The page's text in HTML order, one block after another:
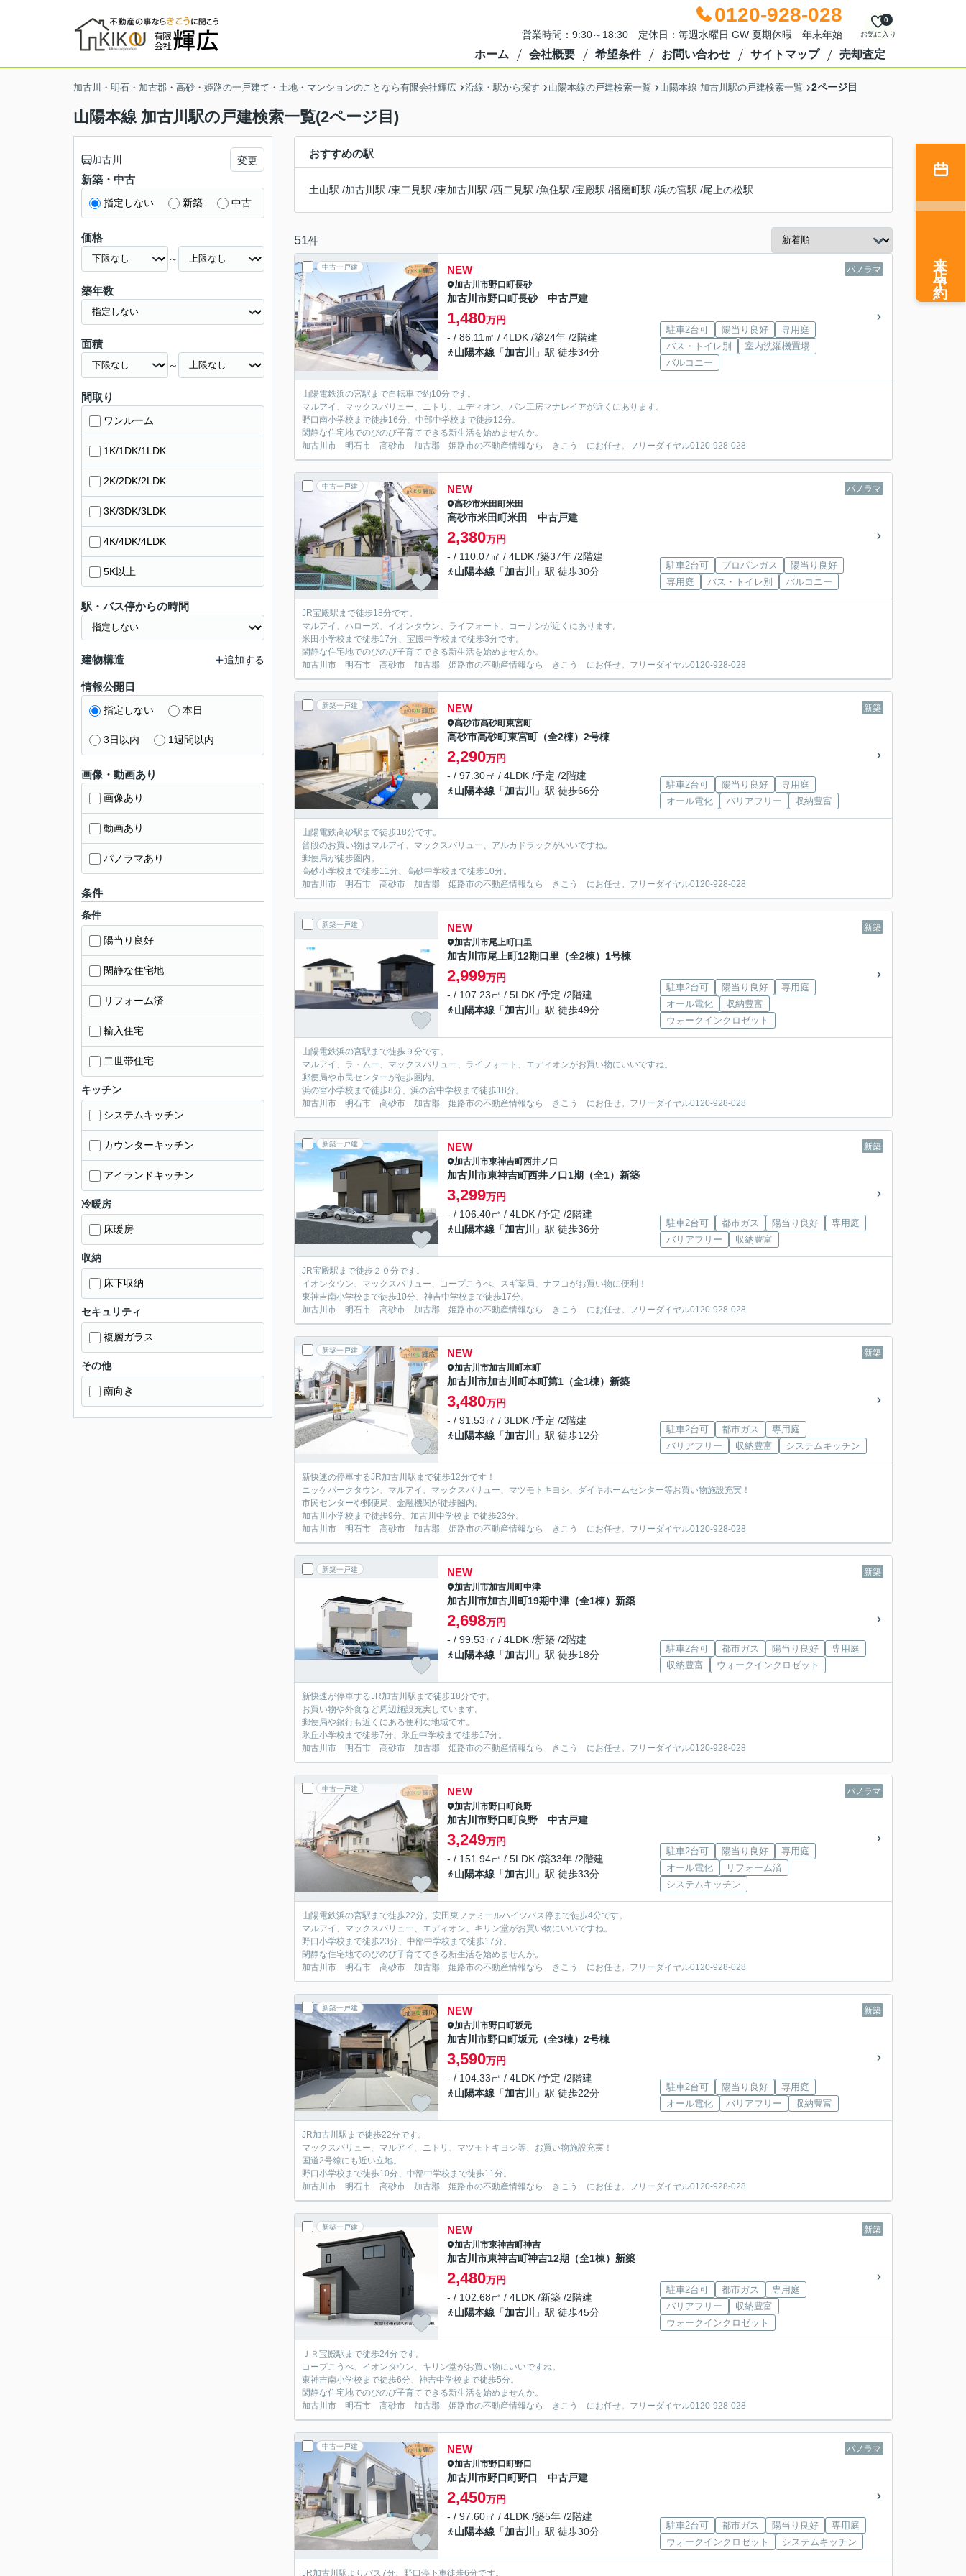
0120-928-028
営業時間：9:30～18:30 定休日：毎週水曜日 GW 夏期休暇 年末年始 お気に入り
0
ホーム 会社概要 希望条件 お問い合わせ サイトマップ 売却査定
加古川・明石・加古郡・高砂・姫路の一戸建て・土地・マンションのことなら有限会社輝広 沿線・駅から探す 山陽本線の戸建検索一覧 山陽本線 加古川駅の戸建検索一覧 2ページ目
山陽本線 加古川駅の戸建検索一覧(2ページ目)
おすすめの駅
土山駅 /加古川駅 /東二見駅 /東加古川駅 /西二見駅 /魚住駅 /宝殿駅 /播磨町駅 /浜の宮駅 /尾上の松駅
51件
中古一戸建 パノラマ
NEW
加古川市野口町長砂
加古川市野口町長砂 中古戸建
1,480万円
- / 86.11㎡ / 4LDK /築24年 /2階建
山陽本線 「加古川 」駅 徒歩34分
駐車2台可 陽当り良好
専用庭
バス・トイレ別
室内洗濯機置場
バルコニー
山陽電鉄浜の宮駅まで自転車で約10分です。
マルアイ、マックスバリュー、ニトリ、エディオン、パン工房マナレイアが近くにあります。
野口南小学校まで徒歩16分、中部中学校まで徒歩12分。
閑静な住宅地でのびのび子育てできる新生活を始めませんか。
加古川市 明石市 高砂市 加古郡 姫路市の不動産情報なら きこう にお任せ。フリーダイヤル0120-928-028
中古一戸建 パノラマ
NEW
高砂市米田町米田
高砂市米田町米田 中古戸建
2,380万円
- / 110.07㎡ / 4LDK /築37年 /2階建
山陽本線 「加古川 」駅 徒歩30分
駐車2台可 プロパンガス
陽当り良好
専用庭
バス・トイレ別 バルコニー
JR宝殿駅まで徒歩18分です。
マルアイ、ハローズ、イオンタウン、ライフォート、コーナンが近くにあります。
米田小学校まで徒歩17分、宝殿中学校まで徒歩3分です。
閑静な住宅地でのびのび子育てできる新生活を始めませんか。
加古川市 明石市 高砂市 加古郡 姫路市の不動産情報なら きこう にお任せ。フリーダイヤル0120-928-028
新築一戸建 新築
NEW
高砂市高砂町東宮町
高砂市高砂町東宮町（全2棟）2号棟
2,290万円
- / 97.30㎡ / 4LDK /予定 /2階建
山陽本線 「加古川 」駅 徒歩66分
駐車2台可 陽当り良好
専用庭
オール電化
バリアフリー 収納豊富
山陽電鉄高砂駅まで徒歩18分です。
普段のお買い物はマルアイ、マックスバリュー、アルカドラッグがいいですね。
郵便局が徒歩圏内。
高砂小学校まで徒歩11分、高砂中学校まで徒歩10分。
加古川市 明石市 高砂市 加古郡 姫路市の不動産情報なら きこう にお任せ。フリーダイヤル0120-928-028
新築一戸建 新築
NEW
加古川市尾上町口里
加古川市尾上町12期口里（全2棟）1号棟
2,999万円
- / 107.23㎡ / 5LDK /予定 /2階建
山陽本線 「加古川 」駅 徒歩49分
駐車2台可 陽当り良好
専用庭
オール電化
収納豊富
ウォークインクロゼット
山陽電鉄浜の宮駅まで徒歩９分です。
マルアイ、ラ・ムー、マックスバリュー、ライフォート、エディオンがお買い物にいいですね。
郵便局や市民センターが徒歩圏内。
浜の宮小学校まで徒歩8分、浜の宮中学校まで徒歩18分。
加古川市 明石市 高砂市 加古郡 姫路市の不動産情報なら きこう にお任せ。フリーダイヤル0120-928-028
新築一戸建 新築
NEW
加古川市東神吉町西井ノ口
加古川市東神吉町西井ノ口1期（全1）新築
3,299万円
- / 106.40㎡ / 4LDK /予定 /2階建
山陽本線 「加古川 」駅 徒歩36分
駐車2台可 都市ガス 陽当り良好
専用庭
バリアフリー
収納豊富
JR宝殿駅まで徒歩２０分です。
イオンタウン、マックスバリュー、コープこうべ、スギ薬局、ナフコがお買い物に便利！
東神吉南小学校まで徒歩10分、神吉中学校まで徒歩17分。
加古川市 明石市 高砂市 加古郡 姫路市の不動産情報なら きこう にお任せ。フリーダイヤル0120-928-028
新築一戸建 新築
NEW
加古川市加古川町本町
加古川市加古川町本町第1（全1棟）新築
3,480万円
- / 91.53㎡ / 3LDK /予定 /2階建
山陽本線 「加古川 」駅 徒歩12分
駐車2台可 都市ガス
専用庭
バリアフリー
収納豊富 システムキッチン
新快速の停車するJR加古川駅まで徒歩12分です！
ニッケパークタウン、マルアイ、マックスバリュー、マツモトキヨシ、ダイキホームセンター等お買い物施設充実！
市民センターや郵便局、金融機関が徒歩圏内。
加古川小学校まで徒歩9分、加古川中学校まで徒歩23分。
加古川市 明石市 高砂市 加古郡 姫路市の不動産情報なら きこう にお任せ。フリーダイヤル0120-928-028
新築一戸建 新築
NEW
加古川市加古川町中津
加古川市加古川町19期中津（全1棟）新築
2,698万円
- / 99.53㎡ / 4LDK /新築 /2階建
山陽本線 「加古川 」駅 徒歩18分
駐車2台可 都市ガス 陽当り良好
専用庭
収納豊富
ウォークインクロゼット
新快速が停車するJR加古川駅まで徒歩18分です。
お買い物や外食など周辺施設充実しています。
郵便局や銀行も近くにある便利な地域です。
氷丘小学校まで徒歩7分、氷丘中学校まで徒歩17分。
加古川市 明石市 高砂市 加古郡 姫路市の不動産情報なら きこう にお任せ。フリーダイヤル0120-928-028
中古一戸建 パノラマ
NEW
加古川市野口町良野
加古川市野口町良野 中古戸建
3,249万円
- / 151.94㎡ / 5LDK /築33年 /2階建
山陽本線 「加古川 」駅 徒歩33分
駐車2台可 陽当り良好
専用庭
オール電化
リフォーム済
システムキッチン
山陽電鉄浜の宮駅まで徒歩22分。安田東ファミールハイツバス停まで徒歩4分です。
マルアイ、マックスバリュー、エディオン、キリン堂がお買い物にいいですね。
野口小学校まで徒歩23分、中部中学校まで徒歩17分。
閑静な住宅地でのびのび子育てできる新生活を始めませんか。
加古川市 明石市 高砂市 加古郡 姫路市の不動産情報なら きこう にお任せ。フリーダイヤル0120-928-028
新築一戸建 新築
NEW
加古川市野口町坂元
加古川市野口町坂元（全3棟）2号棟
3,590万円
- / 104.33㎡ / 4LDK /予定 /2階建
山陽本線 「加古川 」駅 徒歩22分
駐車2台可 陽当り良好
専用庭
オール電化
バリアフリー 収納豊富
JR加古川駅まで徒歩22分です。
マックスバリュー、マルアイ、ニトリ、マツモトキヨシ等、お買い物施設充実！
国道2号線にも近い立地。
野口小学校まで徒歩10分、中部中学校まで徒歩11分。
加古川市 明石市 高砂市 加古郡 姫路市の不動産情報なら きこう にお任せ。フリーダイヤル0120-928-028
新築一戸建 新築
NEW
加古川市東神吉町神吉
加古川市東神吉町神吉12期（全1棟）新築
2,480万円
- / 102.68㎡ / 4LDK /新築 /2階建
山陽本線 「加古川 」駅 徒歩45分
駐車2台可 都市ガス
専用庭
バリアフリー
収納豊富
ウォークインクロゼット
ＪＲ宝殿駅まで徒歩24分です。
コープこうべ、イオンタウン、キリン堂がお買い物にいいですね。
東神吉南小学校まで徒歩6分、神吉中学校まで徒歩5分。
閑静な住宅地でのびのび子育てできる新生活を始めませんか。
加古川市 明石市 高砂市 加古郡 姫路市の不動産情報なら きこう にお任せ。フリーダイヤル0120-928-028
中古一戸建 パノラマ
NEW
加古川市野口町野口
加古川市野口町野口 中古戸建
2,450万円
- / 97.60㎡ / 4LDK /築5年 /2階建
山陽本線 「加古川 」駅 徒歩30分
駐車2台可 都市ガス 陽当り良好
専用庭
ウォークインクロゼット
システムキッチン
JR加古川駅よりバス7分、野口停下車徒歩6分です。
加古川 変更
新築・中古
指定しない 新築 中古
価格
～
築年数
面積
～
間取り
ワンルーム
1K/1DK/1LDK
2K/2DK/2LDK
3K/3DK/3LDK
4K/4DK/4LDK
5K以上
駅・バス停からの時間
建物構造 追加する
情報公開日
指定しない 本日
3日以内 1週間以内
画像・動画あり
画像あり
動画あり
パノラマあり
条件
条件
陽当り良好
閑静な住宅地
リフォーム済
輸入住宅
二世帯住宅
キッチン
システムキッチン
カウンターキッチン
アイランドキッチン
冷暖房
床暖房
収納
床下収納
セキュリティ
複層ガラス
その他
南向き
来店予約